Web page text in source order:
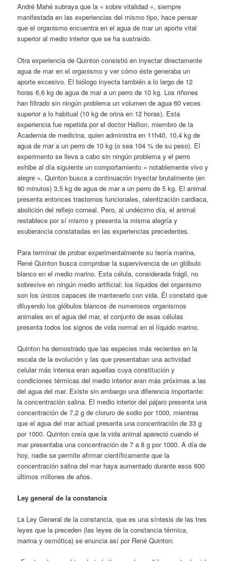
André Mahé subraya que la « sobre vitalidad », siempre
manifestada en las experiencias del mismo tipo, hace pensar
que el organismo encuentra en el agua de mar un aporte vital
superior al medio interior que se ha sustraído.
Otra experiencia de Quinton consistió en inyectar directamente
agua de mar en el organismo y ver cómo éste generaba un
aporte excesivo. El biólogo inyecta también a lo largo de 12
horas 6,6 kg de agua de mar a un perro de 10 kg. Los riñones
han filtrado sin ningún problema un volumen de agua 60 veces
superior a lo habitual (10 kg de orina en 12 horas). Esta
experiencia fue repetida por el doctor Hallion, miembro de la
Academia de medicina, quien administra en 11h40, 10,4 kg de
agua de mar a un perro de 10 kg (o sea 104 % de su peso). El
experimento se lleva a cabo sin ningún problema y el perro
exhibe al día siguiente un comportamiento « notablemente vivo y
alegre ». Quinton busca a continuación inyectar brutalmente (en
90 minutos) 3,5 kg de agua de mar a un perro de 5 kg. El animal
presenta entonces trastornos funcionales, ralentización cardiaca,
abolición del reflejo corneal. Pero, al undécimo día, el animal
restablece por sí mismo y presenta la misma alegría y
exuberancia constatadas en las experiencias precedentes.
Para terminar de probar experimentalmente su teoría marina,
René Quinton busca comprobar la supervivencia de un glóbulo
blanco en el medio marino. Esta célula, considerada frágil, no
sobrevive en ningún medio artificial: los líquidos del organismo
son los únicos capaces de mantenerlo con vida. Él constató que
diluyendo los glóbulos blancos de numerosos organismos
animales en el agua del mar, el conjunto de esas células
presenta todos los signos de vida normal en el líquido marino.
Quinton ha demostrado que las especies más recientes en la
escala de la evolución y las que presentaban una actividad
celular más intensa eran aquellas cuya constitución y
condiciones térmicas del medio interior eran más próximas a las
del agua del mar. Existe sin embargo una diferencia importante:
la concentración salina. El medio interior del pájaro presenta una
concentración de 7,2 g de cloruro de sodio por 1000, mientras
que el agua del mar actual presenta una concentración de 33 g
por 1000. Quinton creía que la vida animal apareció cuando el
mar presentaba una concentración de 7 a 8 g por 1000. A día de
hoy, nadie se permite afirmar científicamente que la
concentración salina del mar haya aumentado durante esos 600
últimos millones de años.
Ley general de la constancia
La Ley General de la constancia, que es una síntesis de las tres
leyes que la preceden (las leyes de la constancia térmica,
marina y osmótica) se enuncia así por René Quinton: